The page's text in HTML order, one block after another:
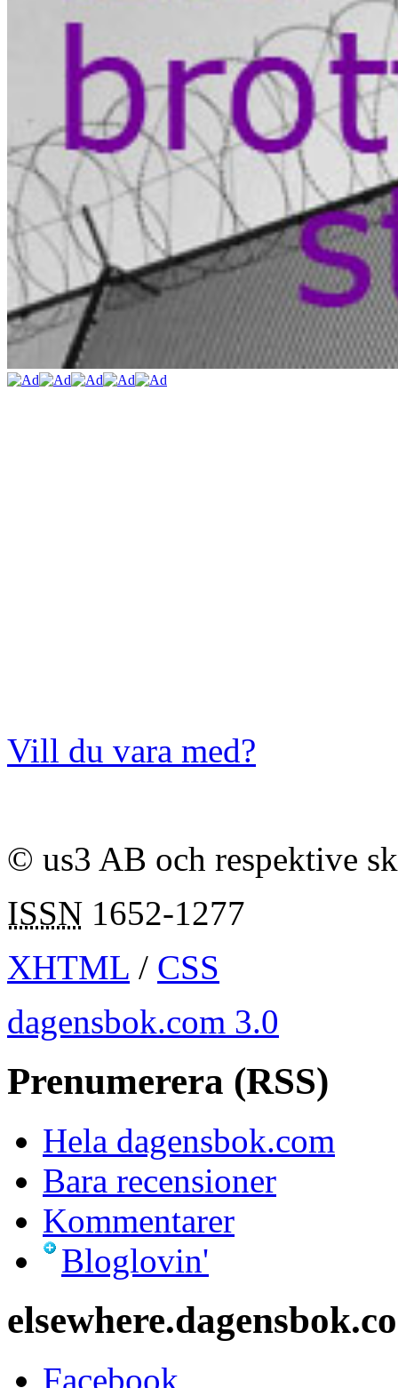
Vill du vara med?
© us3 AB och respektive
ISSN 1652-1277
XHTML / CSS
dagensbok.com 3.0
Prenumerera (RSS)
Hela dagensbok.com
Bara recensioner
Kommentarer
Bloglovin'
Facebook